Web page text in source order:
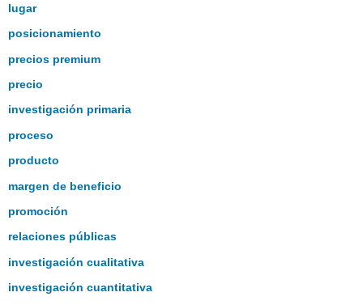
lugar
posicionamiento
precios premium
precio
investigación primaria
proceso
producto
margen de beneficio
promoción
relaciones públicas
investigación cualitativa
investigación cuantitativa